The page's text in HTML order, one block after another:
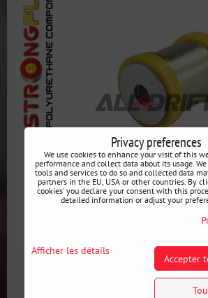
Privacy preferences
We use cookies to enhance your visit of this
performance and collect data about its usage.
tools and services to do so and collected data
partners in the EU, USA or other countries. By
cookies' you declare your consent with this
detailed information or adjust your
Afficher les détails
Accepter